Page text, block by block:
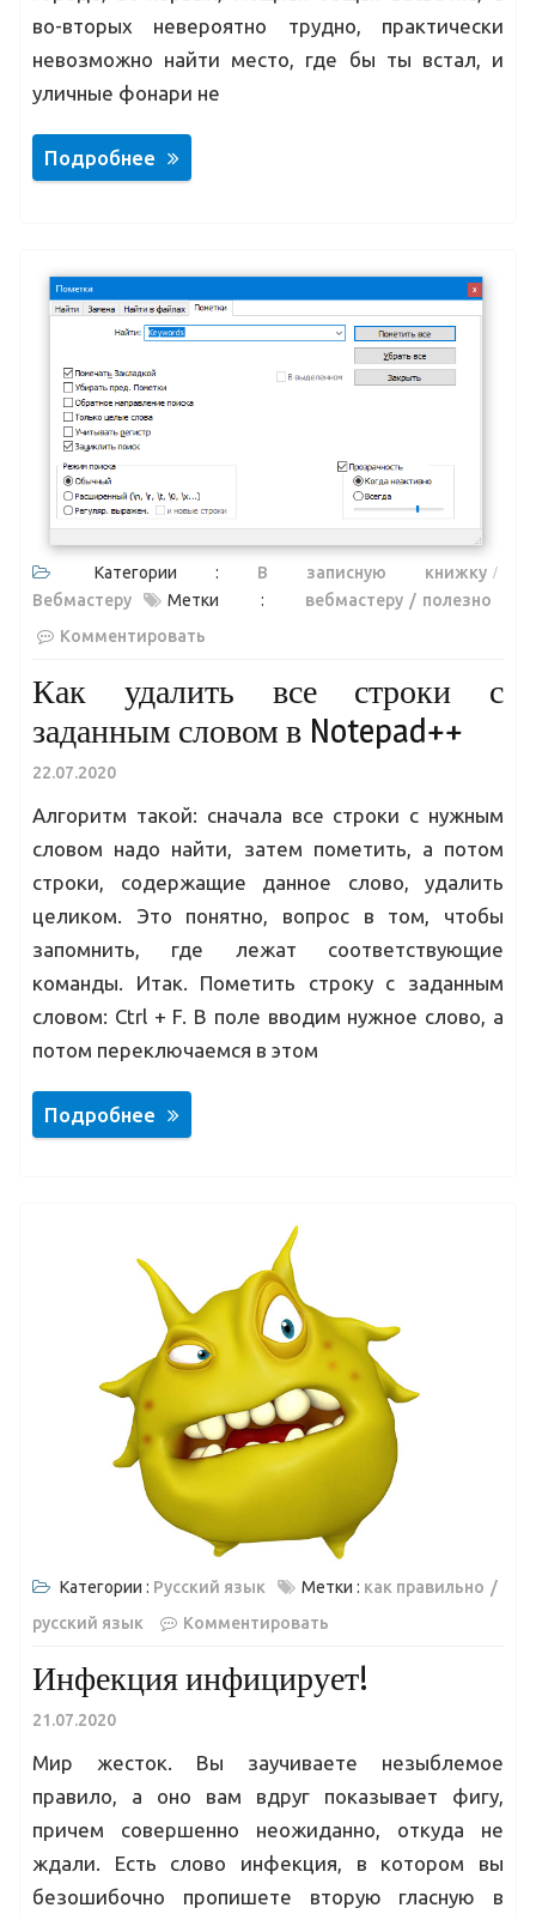
во-вторых невероятно трудно, практически
невозможно найти место, где бы ты встал, и
уличные фонари не
Подробнее
Категории : В записную книжку
Вебмастеру
Метки : вебмастеру
полезно
Комментировать
Как удалить все строки с
заданным словом в Notepad++
22.07.2020
Алгоритм такой: сначала все строки с нужным
словом надо найти, затем пометить, а потом
строки, содержащие данное слово, удалить
целиком. Это понятно, вопрос в том, чтобы
запомнить, где лежат соответствующие
команды. Итак. Пометить строку с заданным
словом: Ctrl + F. В поле вводим нужное слово, а
потом переключаемся в этом
Подробнее
Категории : Русский язык Метки : как правильно
русский язык
Комментировать
Инфекция инфицирует!
21.07.2020
Мир жесток. Вы заучиваете незыблемое
правило, а оно вам вдруг показывает фигу,
причем совершенно неожиданно, откуда не
ждали. Есть слово инфекция, в котором вы
безошибочно пропишете вторую гласную в